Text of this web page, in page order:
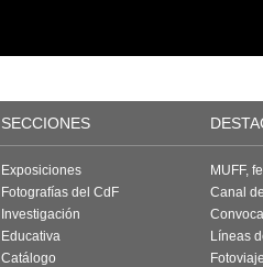
SECCIONES
Exposiciones
Fotografías del CdF
Investigación
Educativa
Catálogo
MUFF,
Canal
Líneas